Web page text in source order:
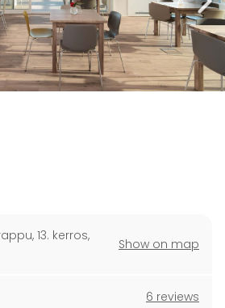
13. kerros,
Show on map
6 reviews